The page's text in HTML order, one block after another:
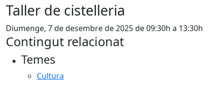
Taller de cistelleria
Diumenge, 7 de desembre de 2025 de 09:30h a 13:30h
Contingut relacionat
Temes
Cultura